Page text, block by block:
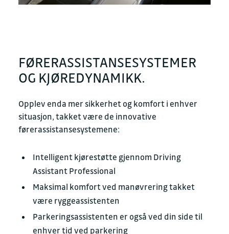
FØRERASSISTANSESYSTEMER
OG KJØREDYNAMIKK.
Opplev enda mer sikkerhet og komfort i enhver
situasjon, takket være de innovative
førerassistansesystemene:
Intelligent kjørestøtte gjennom Driving
Assistant Professional
Maksimal komfort ved manøvrering takket
være ryggeassistenten
Parkeringsassistenten er også ved din side til
enhver tid ved parkering